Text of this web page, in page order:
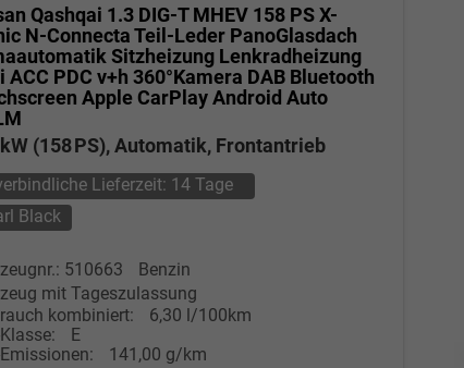
Qashqai 1.3 DIG-T MHEV 158 PS X-
N-Connecta Teil-Leder PanoGlasdach
Sitzheizung Lenkradheizung
ACC PDC v+h 360°Kamera DAB Bluetooth
Apple CarPlay Android Auto
(158 PS), Automatik, Frontantrieb
Lieferzeit: 14 Tage
Black
510663
Benzin
mit Tageszulassung
kombiniert:
6,30 l/100km
E
141,00 g/km